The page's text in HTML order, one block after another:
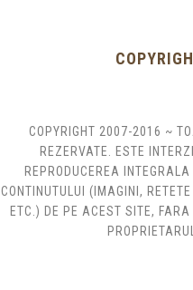
COPYRIGHT 2007-2016 ~
REZERVATE. ESTE
REPRODUCEREA
CONTINUTULUI (IMAGINI,
ETC.) DE PE ACEST SITE, FARA